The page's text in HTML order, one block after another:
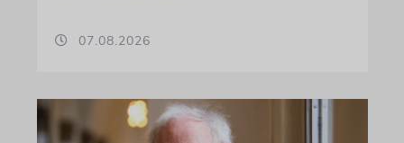
07.08.2026